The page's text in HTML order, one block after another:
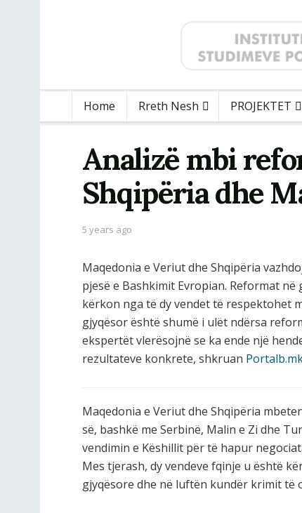
Home Rreth Nesh PROJEKTET
Analizë mbi
Shqipëria dhe
5 years ago
Maqedonia e Veriut dhe Shqipëria
pjesë e Bashkimit Evropian. Reformat
kërkon nga të dy vendet të respektohet
gjyqësor është shumë i ulët ndërsa
ekspertët vlerësojnë se ka ende një
rezultateve konkrete, shkruan
Maqedonia e Veriut dhe Shqipëria
së, bashkë me Serbinë, Malin e Zi dhe
vendimin e Këshillit për të hapur
Mes tjerash, dy vendeve fqinje u është
gjyqësore dhe në luftën kundër krimit